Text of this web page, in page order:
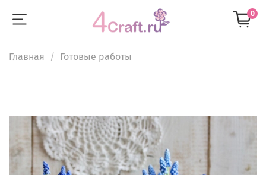
0
Главная Готовые работы